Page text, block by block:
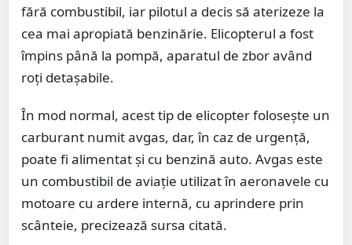
fără combustibil, iar pilotul a decis să aterizeze la
cea mai apropiată benzinărie. Elicopterul a fost
împins până la pompă, aparatul de zbor având
roți detașabile.
În mod normal, acest tip de elicopter folosește un
carburant numit avgas, dar, în caz de urgență,
poate fi alimentat și cu benzină auto. Avgas este
un combustibil de aviație utilizat în aeronavele cu
motoare cu ardere internă, cu aprindere prin
scânteie, precizează sursa citată.